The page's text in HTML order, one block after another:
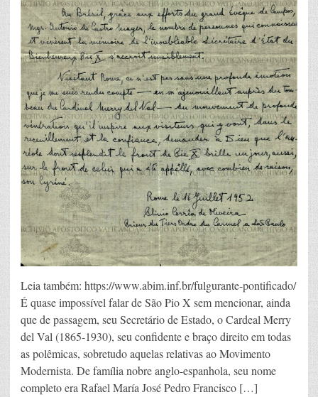
Leia também: https://www.abim.inf.br/fulgurante-pontificado/
É quase impossível falar de São Pio X sem mencionar, ainda
que de passagem, seu Secretário de Estado, o Cardeal Merry
del Val (1865-1930), seu confidente e braço direito em todas
as polêmicas, sobretudo aquelas relativas ao Movimento
Modernista. De família nobre anglo-espanhola, seu nome
completo era Rafael María José Pedro Francisco […]